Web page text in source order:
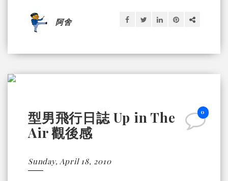
阿舍
0
型男飛行日誌 Up in The
Air 觀後感
Sunday, April 18, 2010